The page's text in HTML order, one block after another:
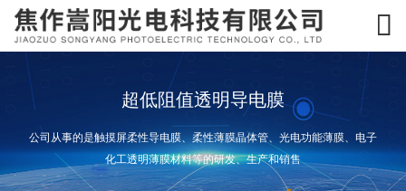

超低阻值透明导电膜
公司从事的是触摸屏柔性导电膜、柔性薄膜晶体管、光电功能薄膜、电子
化工透明薄膜材料等的研发、生产和销售